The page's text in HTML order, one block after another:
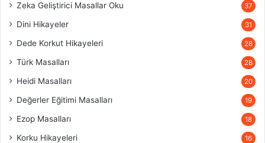
Zeka Geliştirici Masallar Oku 37
Dini Hikayeler 31
Dede Korkut Hikayeleri 28
Türk Masalları 28
Heidi Masalları 20
Değerler Eğitimi Masalları 19
Ezop Masalları 18
Korku Hikayeleri 16